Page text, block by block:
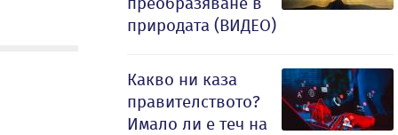
природата (ВИДЕО)
Какво ни каза
правителството?
Имало ли е теч на